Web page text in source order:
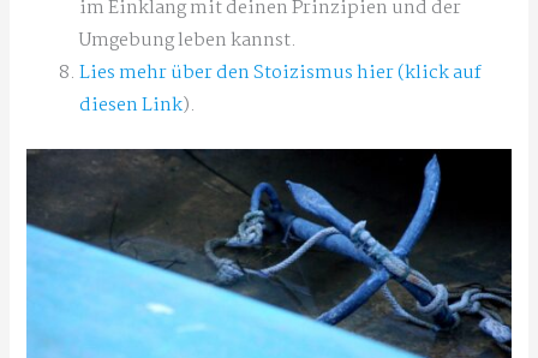
im Einklang mit deinen Prinzipien und der
Umgebung leben kannst.
Lies mehr über den Stoizismus hier (klick auf
diesen Link).